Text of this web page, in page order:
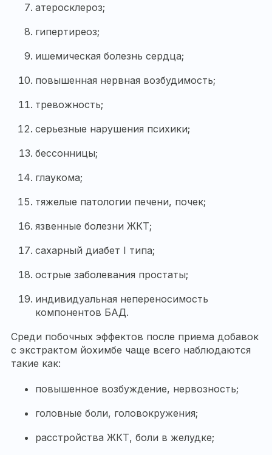
атеросклероз;
гипертиреоз;
ишемическая болезнь сердца;
повышенная нервная возбудимость;
тревожность;
серьезные нарушения психики;
бессонницы;
глаукома;
тяжелые патологии печени, почек;
язвенные болезни ЖКТ;
сахарный диабет I типа;
острые заболевания простаты;
индивидуальная непереносимость
компонентов БАД.
Среди побочных эффектов после приема добавок
с экстрактом йохимбе чаще всего наблюдаются
такие как:
повышенное возбуждение, нервозность;
головные боли, головокружения;
расстройства ЖКТ, боли в желудке;